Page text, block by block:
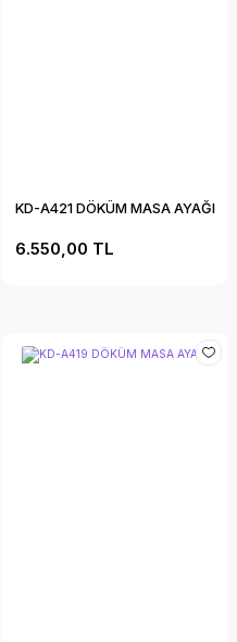
KD-A421 DÖKÜM MASA AYAĞI
6.550,00 TL